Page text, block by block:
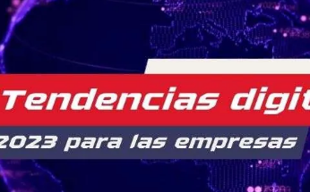
Herramientas IA gratuitas